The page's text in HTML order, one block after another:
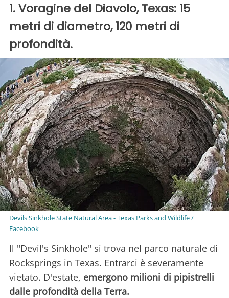
1. Voragine del Diavolo, Texas: 15
metri di diametro, 120 metri di
profondità.
Devils Sinkhole State Natural Area - Texas Parks and Wildlife /
Facebook
Il "Devil's Sinkhole" si trova nel parco naturale di
Rocksprings in Texas. Entrarci è severamente
vietato. D'estate, emergono milioni di pipistrelli
dalle profondità della Terra.